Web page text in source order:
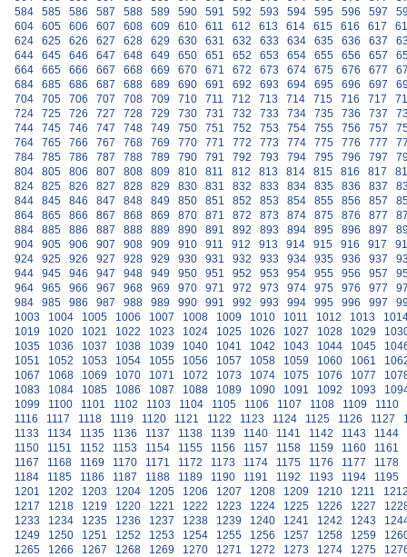
584
585 586 587 588 589 590 591 592 593 594 595 596 597
604
605 606 607 608 609 610 611 612 613 614 615 616 617
624
625 626 627 628 629 630 631 632 633 634 635 636 637
644
645 646 647 648 649 650 651 652 653 654 655 656 657
664
665 666 667 668 669 670 671 672 673 674 675 676 677
684
685 686 687 688 689 690 691 692 693 694 695 696 697
704
705 706 707 708 709 710 711 712 713 714 715 716 717
724
725 726 727 728 729 730 731 732 733 734 735 736 737
744
745 746 747 748 749 750 751 752 753 754 755 756 757
764
765 766 767 768 769 770 771 772 773 774 775 776 777
784
785 786 787 788 789 790 791 792 793 794 795 796 797
804
805 806 807 808 809 810 811 812 813 814 815 816 817
824
825 826 827 828 829 830 831 832 833 834 835 836 837
844
845 846 847 848 849 850 851 852 853 854 855 856 857
864
865 866 867 868 869 870 871 872 873 874 875 876 877
884
885 886 887 888 889 890 891 892 893 894 895 896 897
904
905 906 907 908 909 910 911 912 913 914 915 916 917
924
925 926 927 928 929 930 931 932 933 934 935 936 937
944
945 946 947 948 949 950 951 952 953 954 955 956 957
964
965 966 967 968 969 970 971 972 973 974 975 976 977
984
985 986 987 988 989 990 991 992 993 994 995 996 997
1003
1004 1005 1006 1007 1008 1009 1010 1011 1012 1013
1019
1020 1021 1022 1023 1024 1025 1026 1027 1028 1029
1035
1036 1037 1038 1039 1040 1041 1042 1043 1044 1045
1051
1052 1053 1054 1055 1056 1057 1058 1059 1060 1061
1067
1068 1069 1070 1071 1072 1073 1074 1075 1076 1077
1083
1084 1085 1086 1087 1088 1089 1090 1091 1092 1093
1099
1100 1101 1102 1103 1104 1105 1106 1107 1108 1109
1110
1116
1117 1118 1119 1120 1121 1122 1123 1124 1125 1126 1127
1133
1134 1135 1136 1137 1138 1139 1140 1141 1142 1143
1144
1150
1151 1152 1153 1154 1155 1156 1157 1158 1159 1160
1161
1167
1168 1169 1170 1171 1172 1173 1174 1175 1176 1177
1178
1184
1185 1186 1187 1188 1189 1190 1191 1192 1193 1194
1195
1201
1202 1203 1204 1205 1206 1207 1208 1209 1210 1211
1217
1218 1219 1220 1221 1222 1223 1224 1225 1226 1227
1233
1234 1235 1236 1237 1238 1239 1240 1241 1242 1243
1249
1250 1251 1252 1253 1254 1255 1256 1257 1258 1259
1265
1266 1267 1268 1269 1270 1271 1272 1273 1274 1275